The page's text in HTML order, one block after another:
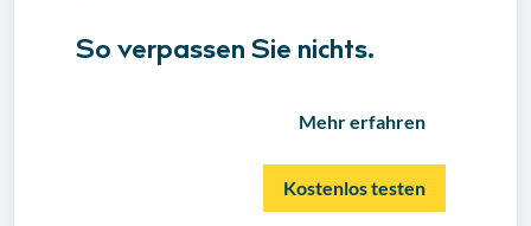
So verpassen Sie nichts.
Mehr erfahren
Kostenlos testen